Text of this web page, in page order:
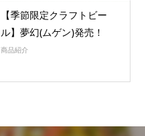
【季節限定クラフトビー
ル】夢幻(ムゲン)発売！
商品紹介